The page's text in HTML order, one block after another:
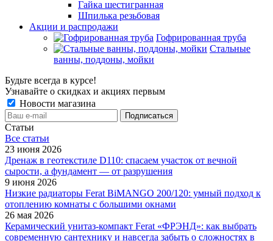
Гайка шестигранная
Шпилька резьбовая
Акции и распродажи
Гофрированная труба
Стальные
ванны, поддоны, мойки
Будьте всегда в курсе!
Узнавайте о скидках и акциях первым
Новости магазина
Статьи
Все cтатьи
23 июня 2026
Дренаж в геотекстиле D110: спасаем участок от вечной
сырости, а фундамент — от разрушения
9 июня 2026
Низкие радиаторы Ferat BiMANGO 200/120: умный подход к
отоплению комнаты с большими окнами
26 мая 2026
Керамический унитаз-компакт Ferat «ФРЭНД»: как выбрать
современную сантехнику и навсегда забыть о сложностях в